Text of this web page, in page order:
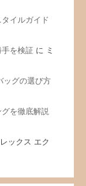
イルガイド
を検証に ミ
ッグの選び方
を徹底解説
ックス エク